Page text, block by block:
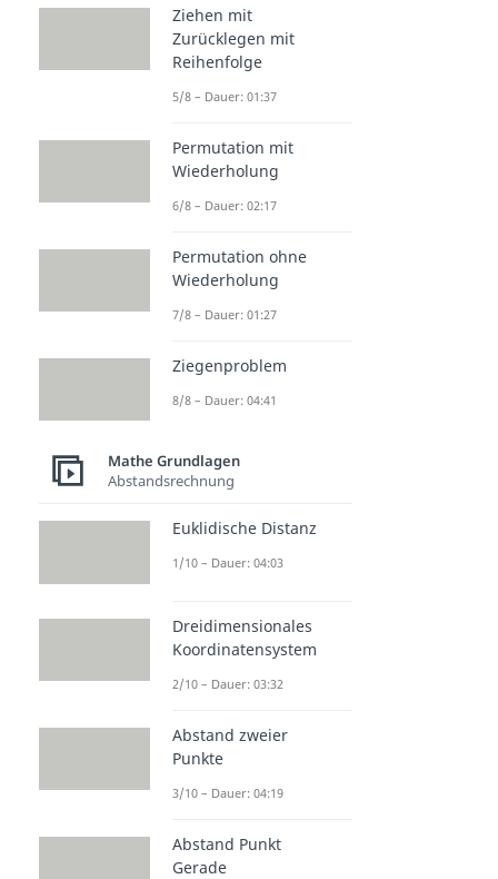
Ziehen mit
Zurücklegen mit
Reihenfolge
5/8 – Dauer: 01:37
Permutation mit
Wiederholung
6/8 – Dauer: 02:17
Permutation ohne
Wiederholung
7/8 – Dauer: 01:27
Ziegenproblem
8/8 – Dauer: 04:41
Mathe Grundlagen
Abstandsrechnung
Euklidische Distanz
1/10 – Dauer: 04:03
Dreidimensionales
Koordinatensystem
2/10 – Dauer: 03:32
Abstand zweier
Punkte
3/10 – Dauer: 04:19
Abstand Punkt
Gerade